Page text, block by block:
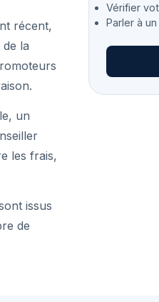
récent,
la
un
les frais,
issus
de
Vérifier
Parler à